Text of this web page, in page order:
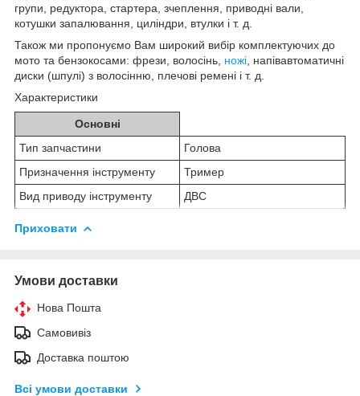
групи, редуктора, стартера, зчеплення, приводні вали,
котушки запалювання, циліндри, втулки і т. д.
Також ми пропонуємо Вам широкий вибір комплектуючих до
мото та бензокосами: фрези, волосінь, ножі , напівавтоматичні
диски (шпулі) з волосінню, плечові ремені і т. д.
Характеристики
Основні
Тип запчастини
Голова
Призначення інструменту
Тример
Вид приводу інструменту
ДВС
Приховати
Умови доставки
Нова Пошта
Самовивіз
Доставка поштою
Всі умови доставки